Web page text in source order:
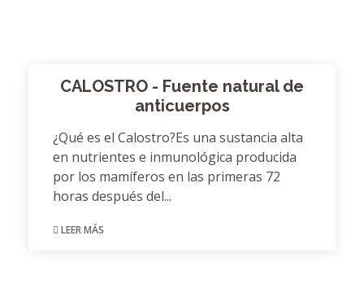
CALOSTRO - Fuente natural de
anticuerpos
¿Qué es el Calostro?Es una sustancia alta
en nutrientes e inmunológica producida
por los mamíferos en las primeras 72
horas después del...
LEER MÁS